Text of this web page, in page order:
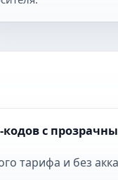
кодов с
тарифа и без